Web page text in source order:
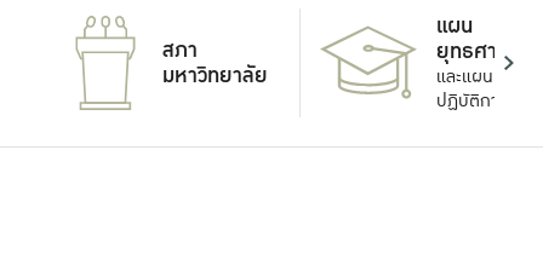
สภา
มหาวิทยาลัย
แผน
ยุทธศาสตร์
และแผน
ปฏิบัติการ